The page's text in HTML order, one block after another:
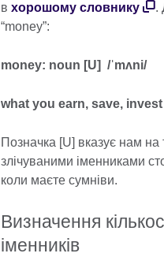
в хорошому словнику
.
“money”:
money: noun [U] /ˈmʌni/
what you earn, save,
Позначка [U] вказує нам
злічуваними іменниками
коли маєте сумніви.
Визначення
іменників